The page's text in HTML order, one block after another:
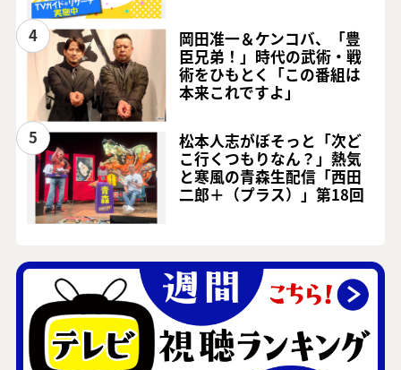
4
岡田准一＆ケンコバ、「豊
臣兄弟！」時代の武術・戦
術をひもとく「この番組は
本来これですよ」
5
松本人志がぼそっと「次ど
こ行くつもりなん？」熱気
と寒風の青森生配信「西田
二郎＋（プラス）」第18回